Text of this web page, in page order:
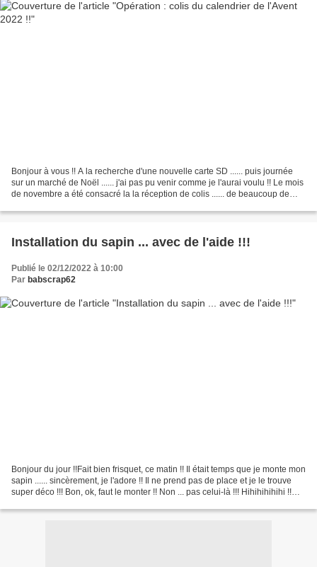
Bonjour à vous !! A la recherche d'une nouvelle carte SD ...... puis journée
sur un marché de Noël ...... j'ai pas pu venir comme je l'aurai voulu !! Le mois
de novembre a été consacré la la réception de colis ...... de beaucoup de
Installation du sapin ... avec de l'aide !!!
Publié le 02/12/2022 à 10:00
Par babscrap62
Bonjour du jour !!Fait bien frisquet, ce matin !! Il était temps que je monte mon
sapin ...... sincèrement, je l'adore !! Il ne prend pas de place et je le trouve
super déco !!! Bon, ok, faut le monter !! Non ... pas celui-là !!! Hihihihihihi !!